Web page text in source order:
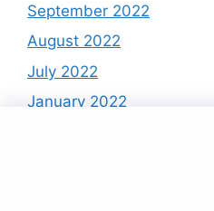
September 2022
August 2022
July 2022
January 2022